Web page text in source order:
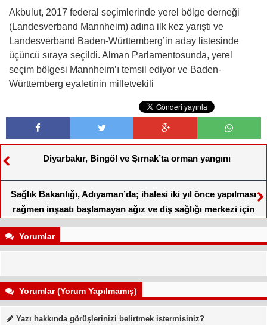
Akbulut, 2017 federal seçimlerinde yerel bölge derneği
(Landesverband Mannheim) adına ilk kez yarıştı ve
Landesverband Baden-Württemberg’in aday listesinde
üçüncü sıraya seçildi. Alman Parlamentosunda, yerel
seçim bölgesi Mannheim’ı temsil ediyor ve Baden-
Württemberg eyaletinin milletvekili
Diyarbakır, Bingöl ve Şırnak’ta orman yangını
Sağlık Bakanlığı, Adıyaman’da; ihalesi iki yıl önce yapılması
rağmen inşaatı başlamayan ağız ve diş sağlığı merkezi için
Yorumlar
Yorumlar (Yorum Yapılmamış)
Yazı hakkında görüşlerinizi belirtmek istermisiniz?